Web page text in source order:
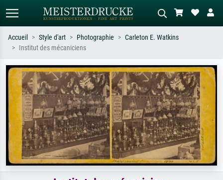
Recherchez par artiste, titre ou style –
ex. Monet, Nuit étoilée,
impressionnisme, vague de Hokusai,
nu.
Décrivez la scène – ex. prairie verte,
abstrait avec beaucoup de rouge,
tableau sombre, nu debout près d'un
arbre.
Accueil Style d'art Photographie
Carleton E. Watkins
Institut des mécaniciens